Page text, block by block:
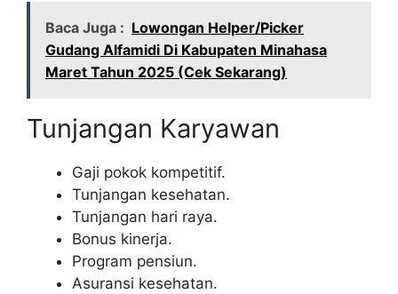
Baca Juga : Lowongan Helper/Picker
Gudang Alfamidi Di Kabupaten Minahasa
Maret Tahun 2025 (Cek Sekarang)
Tunjangan Karyawan
Gaji pokok kompetitif.
Tunjangan kesehatan.
Tunjangan hari raya.
Bonus kinerja.
Program pensiun.
Asuransi kesehatan.